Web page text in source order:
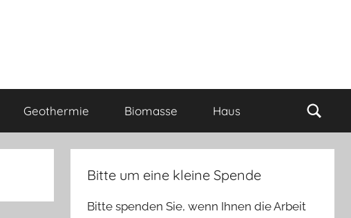
Geothermie Biomasse Haus
Bitte um eine kleine Spende
Bitte spenden Sie, wenn Ihnen die Arbeit